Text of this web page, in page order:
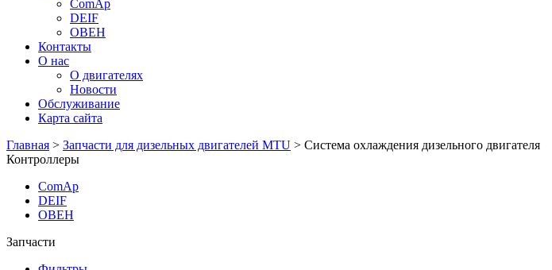
ComAp
DEIF
ОВЕН
Контакты
О нас
О двигателях
Новости
Обслуживание
Карта сайта
Главная > Запчасти для дизельных двигателей MTU > Система охлаждения дизельного двигателя
Контроллеры
ComAp
DEIF
ОВЕН
Запчасти